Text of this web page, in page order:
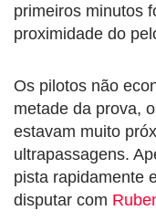
primeiros minutos
proximidade do
Os pilotos não
metade da prova,
estavam muito
ultrapassagens.
pista rapidamente
disputar com